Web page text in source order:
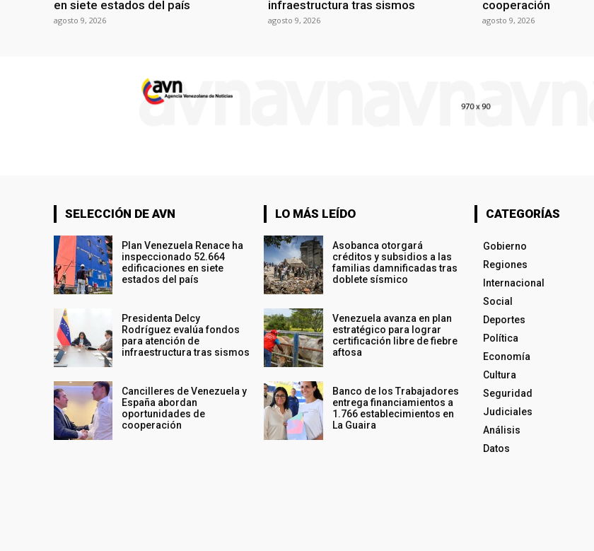
en siete estados del país
agosto 9, 2026
infraestructura tras sismos
agosto 9, 2026
cooperación
agosto 9, 2026
SELECCIÓN DE AVN
Plan Venezuela Renace ha
inspeccionado 52.664
edificaciones en siete
estados del país
Presidenta Delcy
Rodríguez evalúa fondos
para atención de
infraestructura tras sismos
Cancilleres de Venezuela y
España abordan
oportunidades de
cooperación
LO MÁS LEÍDO
Asobanca otorgará
créditos y subsidios a las
familias damnificadas tras
doblete sísmico
Venezuela avanza en plan
estratégico para lograr
certificación libre de fiebre
aftosa
Banco de los Trabajadores
entrega financiamientos a
1.766 establecimientos en
La Guaira
CATEGORÍAS
Gobierno
Regiones
Internacional
Social
Deportes
Política
Economía
Cultura
Seguridad
Judiciales
Análisis
Datos